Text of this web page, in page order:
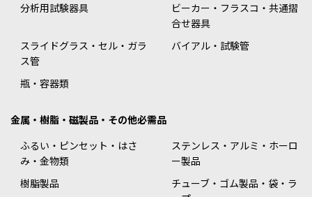
分析用試験器具
ビーカー・フラスコ・共通摺
合せ器具
スライドグラス・セル・ガラ
ス管
バイアル・試験管
瓶・容器類
金属・樹脂・磁製品・その他必需品
ふるい・ピンセット・はさ
み・金物類
ステンレス・アルミ・ホーロ
ー製品
樹脂製品
チューブ・ゴム製品・袋・ラ